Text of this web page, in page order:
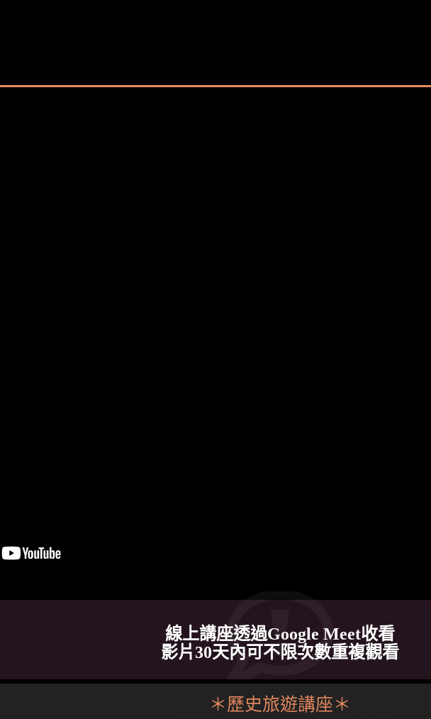
線上講座透過Google Meet收看
影片30天內可不限次數重複觀看
＊歷史旅遊講座＊